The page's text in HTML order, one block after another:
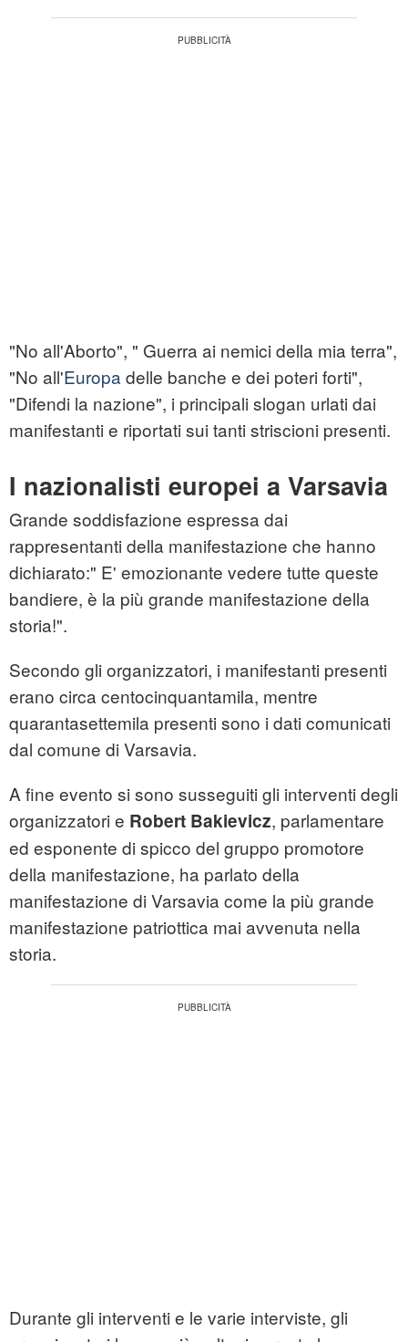
"No all'Aborto", " Guerra ai nemici della mia terra",
"No all'Europa delle banche e dei poteri forti",
"Difendi la nazione", i principali slogan urlati dai
manifestanti e riportati sui tanti striscioni presenti.
I nazionalisti europei a Varsavia
Grande soddisfazione espressa dai
rappresentanti della manifestazione che hanno
dichiarato:" E' emozionante vedere tutte queste
bandiere, è la più grande manifestazione della
storia!".
Secondo gli organizzatori, i manifestanti presenti
erano circa centocinquantamila, mentre
quarantasettemila presenti sono i dati comunicati
dal comune di Varsavia.
A fine evento si sono susseguiti gli interventi degli
organizzatori e Robert Bakievicz, parlamentare
ed esponente di spicco del gruppo promotore
della manifestazione, ha parlato della
manifestazione di Varsavia come la più grande
manifestazione patriottica mai avvenuta nella
storia.
Durante gli interventi e le varie interviste, gli